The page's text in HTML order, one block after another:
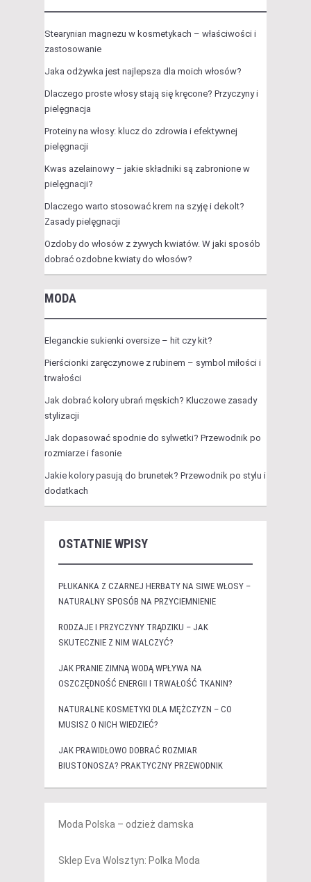
Stearynian magnezu w kosmetykach – właściwości i
zastosowanie
Jaka odżywka jest najlepsza dla moich włosów?
Dlaczego proste włosy stają się kręcone? Przyczyny i
pielęgnacja
Proteiny na włosy: klucz do zdrowia i efektywnej
pielęgnacji
Kwas azelainowy – jakie składniki są zabronione w
pielęgnacji?
Dlaczego warto stosować krem na szyję i dekolt?
Zasady pielęgnacji
Ozdoby do włosów z żywych kwiatów. W jaki sposób
dobrać ozdobne kwiaty do włosów?
MODA
Eleganckie sukienki oversize – hit czy kit?
Pierścionki zaręczynowe z rubinem – symbol miłości i
trwałości
Jak dobrać kolory ubrań męskich? Kluczowe zasady
stylizacji
Jak dopasować spodnie do sylwetki? Przewodnik po
rozmiarze i fasonie
Jakie kolory pasują do brunetek? Przewodnik po stylu i
dodatkach
OSTATNIE WPISY
PŁUKANKA Z CZARNEJ HERBATY NA SIWE WŁOSY –
NATURALNY SPOSÓB NA PRZYCIEMNIENIE
RODZAJE I PRZYCZYNY TRĄDZIKU – JAK
SKUTECZNIE Z NIM WALCZYĆ?
JAK PRANIE ZIMNĄ WODĄ WPŁYWA NA
OSZCZĘDNOŚĆ ENERGII I TRWAŁOŚĆ TKANIN?
NATURALNE KOSMETYKI DLA MĘŻCZYZN – CO
MUSISZ O NICH WIEDZIEĆ?
JAK PRAWIDŁOWO DOBRAĆ ROZMIAR
BIUSTONOSZA? PRAKTYCZNY PRZEWODNIK
Moda Polska – odzież damska
Sklep Eva Wolsztyn: Polka Moda